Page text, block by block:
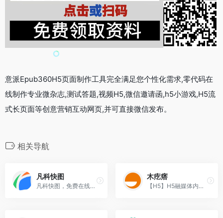
意派Epub360H5页面制作工具完全满足您个性化需求,零代码在
线制作专业微杂志,测试答题,视频H5,微信邀请函,h5小游戏,H5流
式长页面等创意营销互动网页,并可直接微信发布。
相关导航
凡科快图
凡科快图，免费在线图片编辑软件，免下载，丰富版权资源，海量图片设计模板，不用ps，1分钟在线制作图片，超简单3步操作，完成在线作图，支持抠图、压缩、分割、加水印、旋转等图片编辑。
木疙瘩
【H5】H5融媒体内容制作平台，提供多版本制作工具、编辑器，数据等服务。